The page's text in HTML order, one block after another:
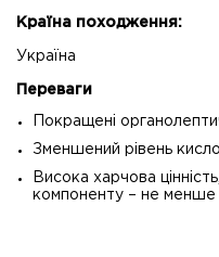
Країна походження:
Україна
Переваги
Покращені
Зменшений рівень
Висока харчова
компоненту – не менше